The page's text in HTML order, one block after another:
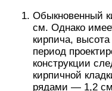
Обыкновенный
см. Однако
кирпича,
период
конструкции
кирпичной
рядами — 1,2